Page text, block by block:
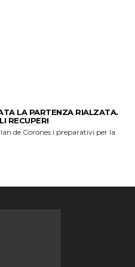
LA PARTENZA RIALZATA.
RECUPERI
de Corones i preparativi per la